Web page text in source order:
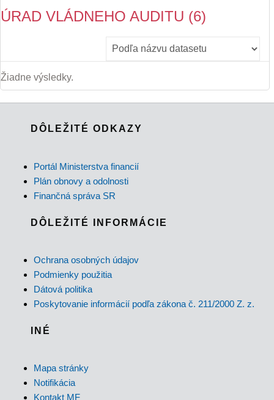
ÚRAD VLÁDNEHO AUDITU (6)
Žiadne výsledky.
DÔLEŽITÉ ODKAZY
Portál Ministerstva financií
Plán obnovy a odolnosti
Finančná správa SR
DÔLEŽITÉ INFORMÁCIE
Ochrana osobných údajov
Podmienky použitia
Dátová politika
Poskytovanie informácií podľa zákona č. 211/2000 Z. z.
INÉ
Mapa stránky
Notifikácia
Kontakt MF